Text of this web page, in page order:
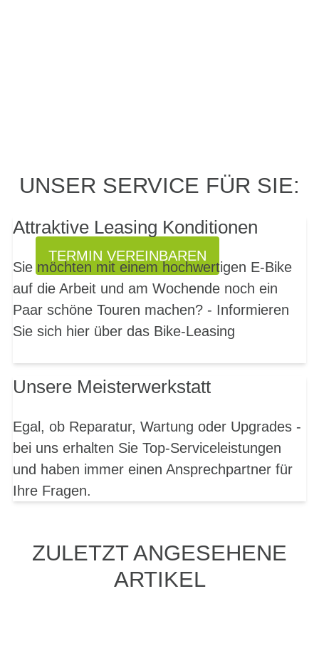
PROBEFAHRT? JA,
TERMIN VEREINBAREN
UNSER SERVICE FÜR SIE:
Attraktive Leasing Konditionen
Sie möchten mit einem hochwertigen E-Bike
auf die Arbeit und am Wochende noch ein
Paar schöne Touren machen? - Informieren
Sie sich hier über das Bike-Leasing
Unsere Meisterwerkstatt
Egal, ob Reparatur, Wartung oder Upgrades -
bei uns erhalten Sie Top-Serviceleistungen
und haben immer einen Ansprechpartner für
Ihre Fragen.
ZULETZT ANGESEHENE
ARTIKEL